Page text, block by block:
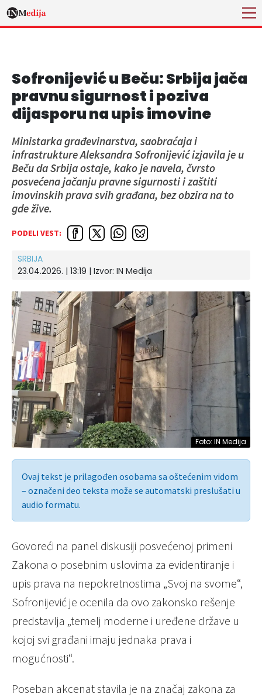
Sofronijević u Beču: Srbija jača
pravnu sigurnost i poziva
dijasporu na upis imovine
Ministarka građevinarstva, saobraćaja i
infrastrukture Aleksandra Sofronijević izjavila je u
Beču da Srbija ostaje, kako je navela, čvrsto
posvećena jačanju pravne sigurnosti i zaštiti
imovinskih prava svih građana, bez obzira na to
gde žive.
PODELI VEST:
SRBIJA
23.04.2026. | 13:19 | Izvor: IN Medija
Foto: IN Medija
Ovaj tekst je prilagođen osobama sa oštećenim vidom
– označeni deo teksta može se automatski preslušati u
audio formatu.
Govoreći na panel diskusiji posvećenoj primeni
Zakona o posebnim uslovima za evidentiranje i
upis prava na nepokretnostima „Svoj na svome“,
Sofronijević je ocenila da ovo zakonsko rešenje
predstavlja „temelj moderne i uređene države u
kojoj svi građani imaju jednaka prava i
mogućnosti“.
Poseban akcenat stavila je na značaj zakona za